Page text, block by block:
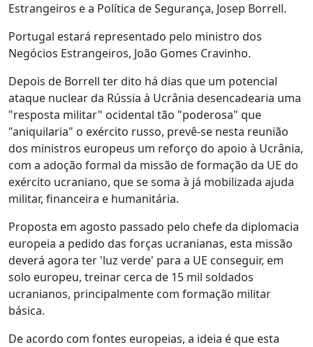
Estrangeiros e a Política de Segurança, Josep Borrell.
Portugal estará representado pelo ministro dos
Negócios Estrangeiros, João Gomes Cravinho.
Depois de Borrell ter dito há dias que um potencial
ataque nuclear da Rússia à Ucrânia desencadearia uma
"resposta militar" ocidental tão "poderosa" que
"aniquilaria" o exército russo, prevê-se nesta reunião
dos ministros europeus um reforço do apoio à Ucrânia,
com a adoção formal da missão de formação da UE do
exército ucraniano, que se soma à já mobilizada ajuda
militar, financeira e humanitária.
Proposta em agosto passado pelo chefe da diplomacia
europeia a pedido das forças ucranianas, esta missão
deverá agora ter 'luz verde' para a UE conseguir, em
solo europeu, treinar cerca de 15 mil soldados
ucranianos, principalmente com formação militar
básica.
De acordo com fontes europeias, a ideia é que esta